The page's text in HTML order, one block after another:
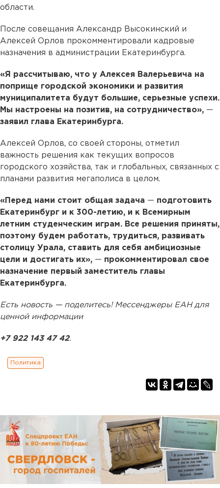
области.
После совещания Александр Высокинский и
Алексей Орлов прокомментировали кадровые
назначения в администрации Екатеринбурга.
«Я рассчитываю, что у Алексея Валерьевича на
поприще городской экономики и развития
муниципалитета будут большие, серьезные успехи.
Мы настроены на позитив, на сотрудничество», —
заявил глава Екатеринбурга.
Алексей Орлов, со своей стороны, отметил
важность решения как текущих вопросов
городского хозяйства, так и глобальных, связанных с
планами развития мегаполиса в целом.
«Перед нами стоит общая задача — подготовить
Екатеринбург и к 300-летию, и к Всемирным
летним студенческим играм. Все решения приняты,
поэтому будем работать, трудиться, развивать
столицу Урала, ставить для себя амбициозные
цели и достигать их», — прокомментировал свое
назначение первый заместитель главы
Екатеринбурга.
Есть новость — поделитесь! Мессенджеры ЕАН для
ценной информации
+7 922 143 47 42.
Политика